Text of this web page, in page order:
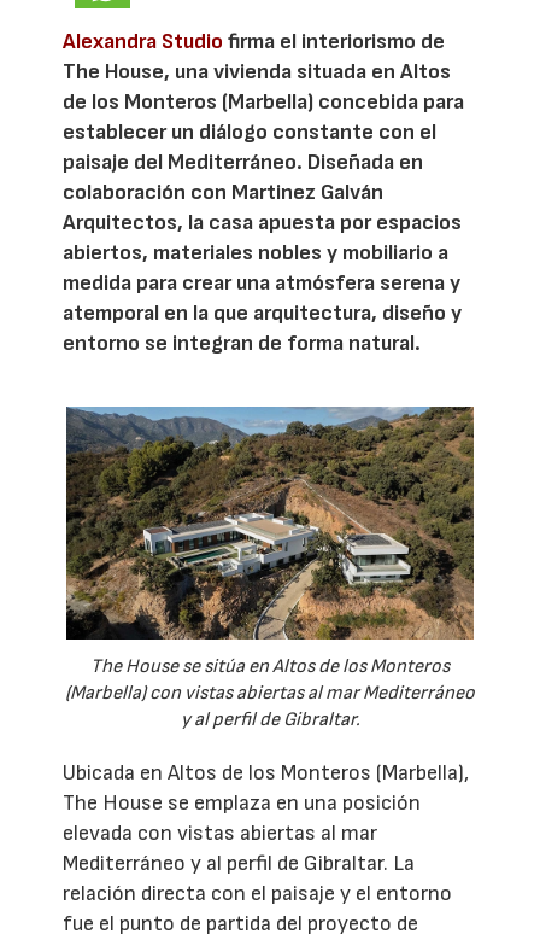
Alexandra Studio firma el interiorismo de
The House, una vivienda situada en Altos
de los Monteros (Marbella) concebida para
establecer un diálogo constante con el
paisaje del Mediterráneo. Diseñada en
colaboración con Martinez Galván
Arquitectos, la casa apuesta por espacios
abiertos, materiales nobles y mobiliario a
medida para crear una atmósfera serena y
atemporal en la que arquitectura, diseño y
entorno se integran de forma natural.
The House se sitúa en Altos de los Monteros
(Marbella) con vistas abiertas al mar Mediterráneo
y al perfil de Gibraltar.
Ubicada en Altos de los Monteros (Marbella),
The House se emplaza en una posición
elevada con vistas abiertas al mar
Mediterráneo y al perfil de Gibraltar. La
relación directa con el paisaje y el entorno
fue el punto de partida del proyecto de